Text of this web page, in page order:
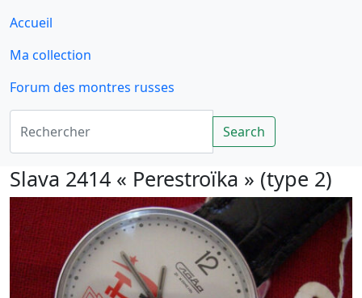
Accueil
Ma collection
Forum des montres russes
Rechercher
Search
Slava 2414 « Perestroïka » (type 2)